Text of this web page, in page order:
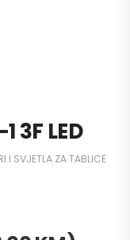
3F LED
I SVJETLA ZA TABLICE